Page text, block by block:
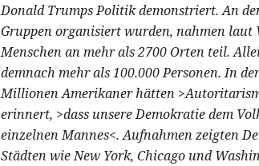
Donald Trumps Politik demonstriert. An
Gruppen organisiert wurden, nahmen
Menschen an mehr als 2700 Orten teil.
demnach mehr als 100.000 Personen. In
Millionen Amerikaner hätten
erinnert, >dass unsere Demokratie dem
einzelnen Mannes<. Aufnahmen zeigten
Städten wie New York, Chicago und